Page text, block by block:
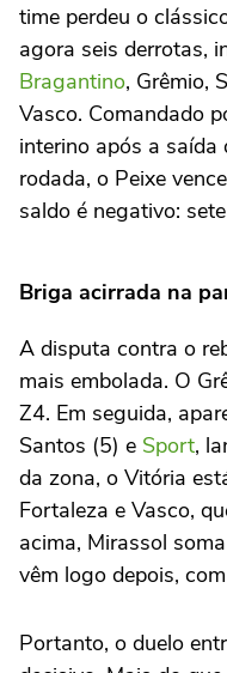
time perdeu o
agora seis derrotas,
Bragantino, Grêmio,
Vasco. Comandado
interino após a saída
rodada, o Peixe
saldo é negativo:
Briga acirrada na
A disputa contra o
mais embolada. O
Z4. Em seguida,
Santos (5) e Sport,
da zona, o Vitória
Fortaleza e Vasco,
acima, Mirassol
vêm logo depois,
Portanto, o duelo